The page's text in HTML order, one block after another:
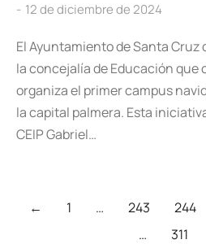
12 de diciembre de 2024
El Ayuntamiento de Santa Cruz
la concejalía de Educación que
organiza el primer campus
la capital palmera. Esta
CEIP Gabriel…
← 1 … 243 244
…
311